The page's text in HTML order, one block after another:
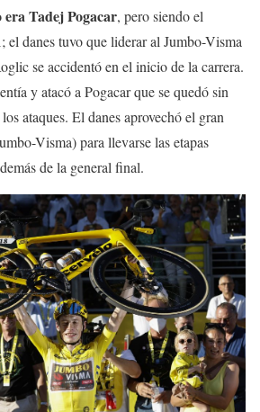
Tadej Pogacar, pero siendo el
; el danes tuvo que liderar al Jumbo-Visma
se accidentó en el inicio de la carrera.
y atacó a Pogacar que se quedó sin
ataques. El danes aprovechó el gran
Visma) para llevarse las etapas
de la general final.